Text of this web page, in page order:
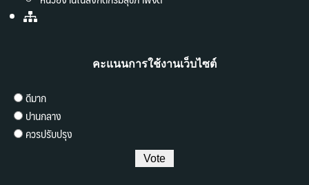
คะแนนการใช้งานเว็บไซต์
ดีมาก
ปานกลาง
ควรปรับปรุง